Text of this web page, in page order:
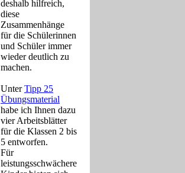
deshalb hilfreich,
diese
Zusammenhänge
für die Schülerinnen
und Schüler immer
wieder deutlich zu
machen.
UnterTipp 25
Übungsmaterial
habe ich Ihnen dazu
vier Arbeitsblätter
für die Klassen 2 bis
5 entworfen.
Für
leistungsschwächere